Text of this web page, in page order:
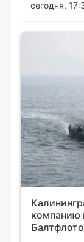
сегодня,
компанию